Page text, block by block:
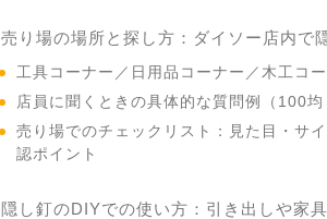
売り場の場所と探し方：ダイソー店内で
工具コーナー／日用品コーナー／木工コ
店員に聞くときの具体的な質問例（100均
売り場でのチェックリスト：見た目・サ
認ポイント
隠し釘のDIYでの使い方：引き出しや家